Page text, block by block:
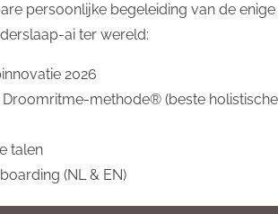
slaapt in Amerika wordt
nog binnen de range
op een hogere
dus uit.
Want hoeveel we slapen is
persoonlijke begeleiding van de enige
ai ter wereld:
2026
methode® (beste
talen
(NL & EN)